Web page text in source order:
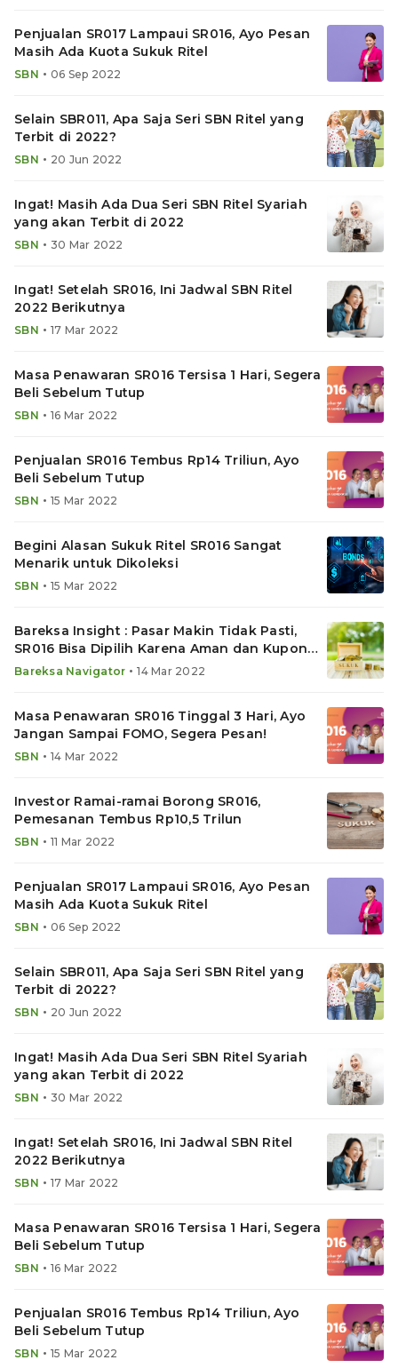
Penjualan SR017 Lampaui SR016, Ayo Pesan
Masih Ada Kuota Sukuk Ritel
SBN • 06 Sep 2022
Selain SBR011, Apa Saja Seri SBN Ritel yang
Terbit di 2022?
SBN • 20 Jun 2022
Ingat! Masih Ada Dua Seri SBN Ritel Syariah
yang akan Terbit di 2022
SBN • 30 Mar 2022
Ingat! Setelah SR016, Ini Jadwal SBN Ritel
2022 Berikutnya
SBN • 17 Mar 2022
Masa Penawaran SR016 Tersisa 1 Hari, Segera
Beli Sebelum Tutup
SBN • 16 Mar 2022
Penjualan SR016 Tembus Rp14 Triliun, Ayo
Beli Sebelum Tutup
SBN • 15 Mar 2022
Begini Alasan Sukuk Ritel SR016 Sangat
Menarik untuk Dikoleksi
SBN • 15 Mar 2022
Bareksa Insight : Pasar Makin Tidak Pasti,
SR016 Bisa Dipilih Karena Aman dan Kupon
Menarik
Bareksa Navigator • 14 Mar 2022
Masa Penawaran SR016 Tinggal 3 Hari, Ayo
Jangan Sampai FOMO, Segera Pesan!
SBN • 14 Mar 2022
Investor Ramai-ramai Borong SR016,
Pemesanan Tembus Rp10,5 Trilun
SBN • 11 Mar 2022
Penjualan SR017 Lampaui SR016, Ayo Pesan
Masih Ada Kuota Sukuk Ritel
SBN • 06 Sep 2022
Selain SBR011, Apa Saja Seri SBN Ritel yang
Terbit di 2022?
SBN • 20 Jun 2022
Ingat! Masih Ada Dua Seri SBN Ritel Syariah
yang akan Terbit di 2022
SBN • 30 Mar 2022
Ingat! Setelah SR016, Ini Jadwal SBN Ritel
2022 Berikutnya
SBN • 17 Mar 2022
Masa Penawaran SR016 Tersisa 1 Hari, Segera
Beli Sebelum Tutup
SBN • 16 Mar 2022
Penjualan SR016 Tembus Rp14 Triliun, Ayo
Beli Sebelum Tutup
SBN • 15 Mar 2022